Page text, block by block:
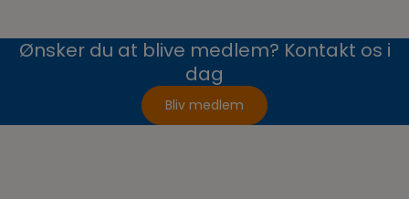
Ønsker du at blive medlem? Kontakt os i
dag
Bliv medlem